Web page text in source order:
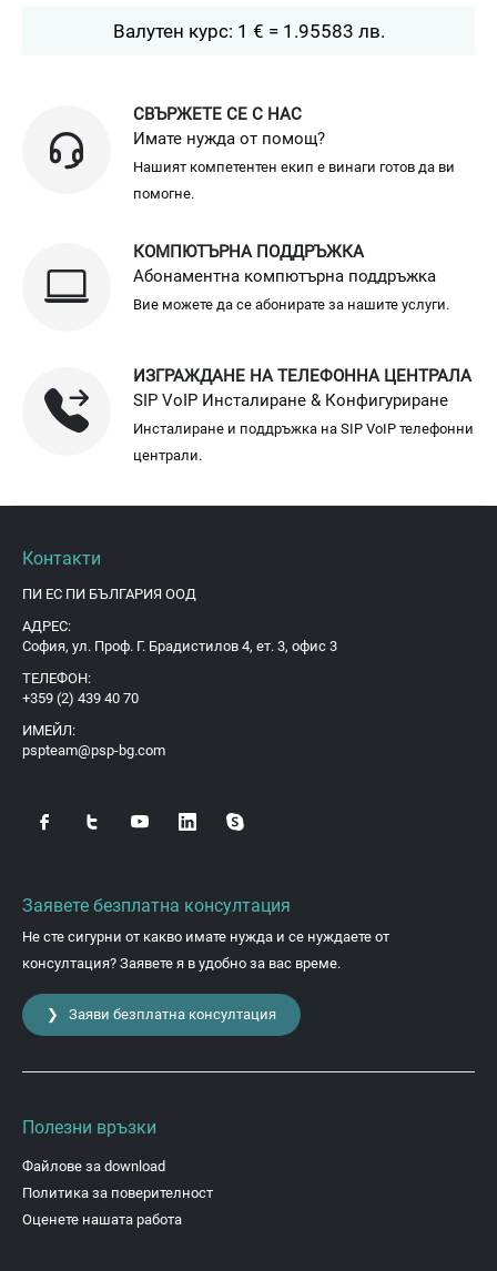
Валутен курс: 1 € = 1.95583 лв.
СВЪРЖЕТЕ СЕ С НАС
Имате нужда от помощ?
Нашият компетентен екип е винаги готов да ви
помогне.
КОМПЮТЪРНА ПОДДРЪЖКА
Абонаментна компютърна поддръжка
Вие можете да се абонирате за нашите услуги.
ИЗГРАЖДАНЕ НА ТЕЛЕФОННА ЦЕНТРАЛА
SIP VoIP Инсталиране & Конфигуриране
Инсталиране и поддръжка на SIP VoIP телефонни
централи.
Контакти
ПИ ЕС ПИ БЪЛГАРИЯ ООД
АДРЕС:
София, ул. Проф. Г. Брадистилов 4, ет. 3, офис 3
ТЕЛЕФОН:
+359 (2) 439 40 70
ИМЕЙЛ:
pspteam@psp-bg.com
Заявете безплатна консултация
Не сте сигурни от какво имате нужда и се нуждаете от
консултация? Заявете я в удобно за вас време.
❯ Заяви безплатна консултация
Полезни връзки
Файлове за download
Политика за поверителност
Оценете нашата работа